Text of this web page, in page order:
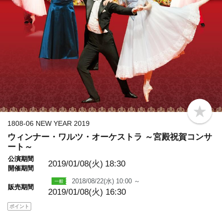
b
o
k
1808-06 NEW YEAR 2019
ウィンナー・ワルツ・オーケストラ ～宮殿祝賀コンサ
ート～
公演期間
開催期間
2019/01/08(火) 18:30
販売期間
2018/08/22(水) 10:00 ～
2019/01/08(火) 16:30
ポイント